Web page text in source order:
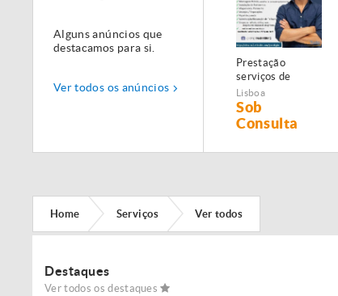
Alguns anúncios que
destacamos para si.
Ver todos os anúncios
Prestação
serviços de
Manutenção,
Restauro e
Remodelação de
imóveis!
Lisboa
Sob
Consulta
Home Serviços Ver todos
Destaques
Ver todos os destaques